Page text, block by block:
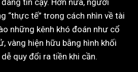
tin cậy. Hơn nữa, người
“thực tế” trong cách nhìn về tài
những kênh khó đoán như cổ
vàng hiện hữu bằng hình khối
quy đổi ra tiền khi cần.